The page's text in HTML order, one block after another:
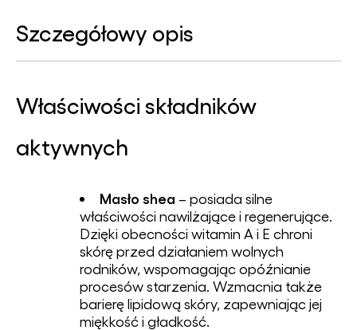
Szczegółowy opis
Właściwości składników
aktywnych
Masło shea – posiada silne
właściwości nawilżające i regenerujące.
Dzięki obecności witamin A i E chroni
skórę przed działaniem wolnych
rodników, wspomagając opóźnianie
procesów starzenia. Wzmacnia także
barierę lipidową skóry, zapewniając jej
miękkość i gładkość.